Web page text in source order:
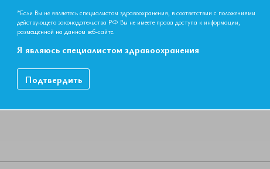
МАТЕРИАЛ ДОСТУПЕН ТОЛЬКО ЧЛЕНАМ
Если вы являетесь членом ЕАТ, пожалуйста,
*Если Вы не являетесь специалистом здравоохранения, в соответствии с положениями
действующего законодательства РФ Вы не имеете права доступа к информации,
размещенной на данном веб-сайте.
Я являюсь специалистом здравоохранения
Подтвердить